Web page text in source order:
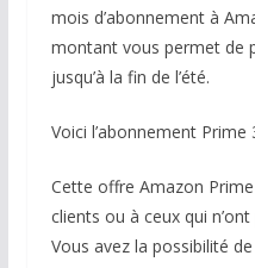
mois d’abonnement à
montant vous permet de
jusqu’à la fin de l’été.
Voici l’abonnement
Cette offre Amazon
clients ou à ceux qui
Vous avez la possibilité